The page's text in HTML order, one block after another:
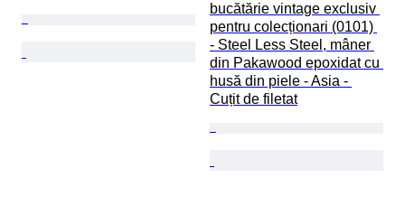
bucătărie vintage exclusiv
pentru colecționari (0101)
- Steel Less Steel, mâner
din Pakawood epoxidat cu
husă din piele - Asia -
Cuțit de filetat